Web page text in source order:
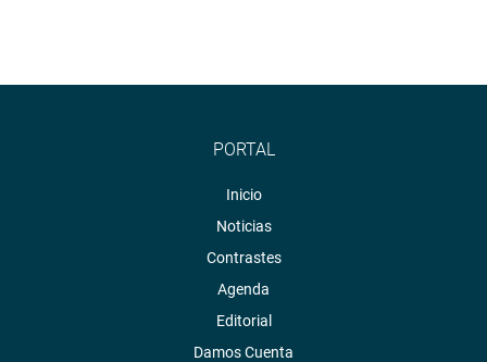
PORTAL
Inicio
Noticias
Contrastes
Agenda
Editorial
Damos Cuenta